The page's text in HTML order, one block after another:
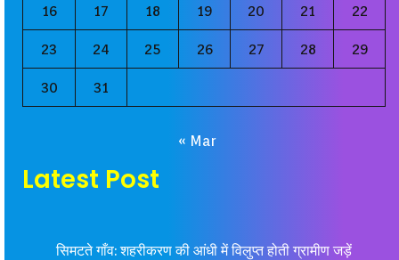
16 17 18 19 20 21 22
23 24 25 26 27 28 29
30 31
« Mar
Latest Post
सिमटते गाँव: शहरीकरण की आंधी में विलुप्त होती ग्रामीण जड़ें